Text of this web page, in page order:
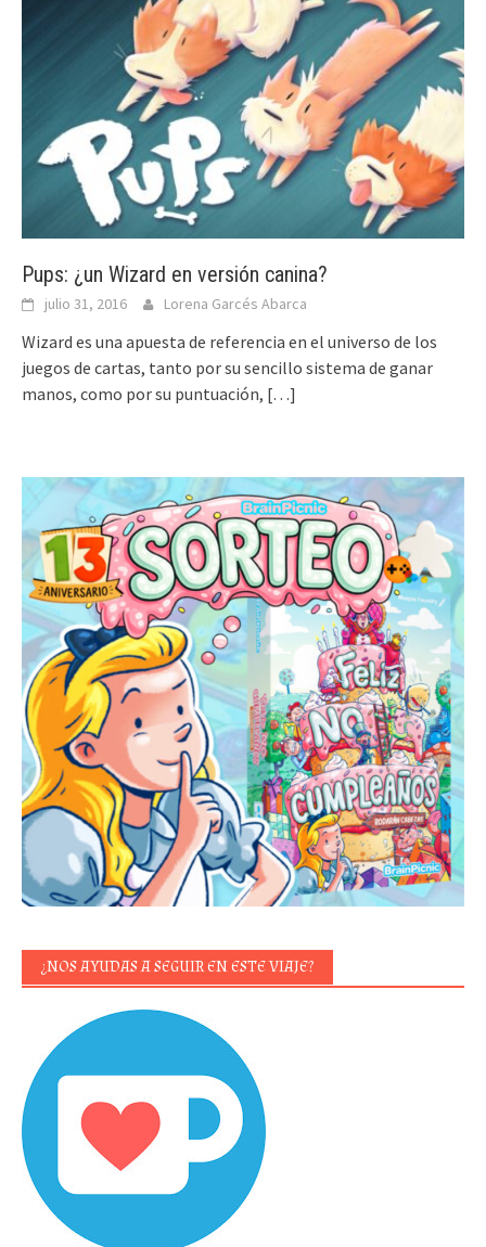
Pups: ¿un Wizard en versión canina?
julio 31, 2016 Lorena Garcés Abarca
Wizard es una apuesta de referencia en el universo de los
juegos de cartas, tanto por su sencillo sistema de ganar
manos, como por su puntuación, […]
¿NOS AYUDAS A SEGUIR EN ESTE VIAJE?